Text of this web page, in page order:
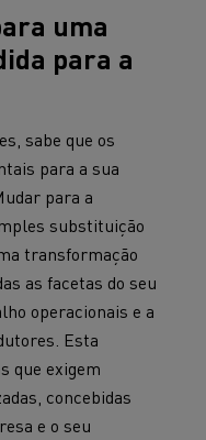
uma
para a
sabe que os
para a sua
para a
substituição
transformação
as facetas do seu
operacionais e a
Esta
que exigem
concebidas
e o seu